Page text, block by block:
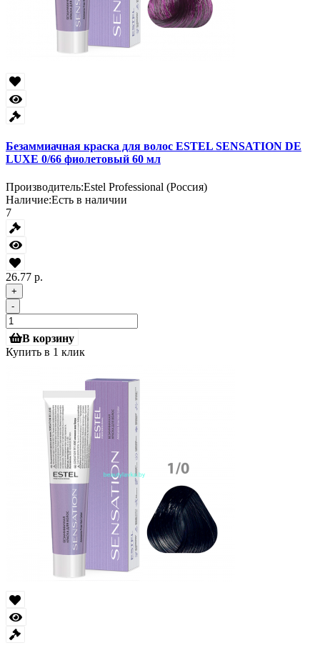
Безаммиачная краска для волос ESTEL SENSATION DE
LUXE 0/66 фиолетовый 60 мл
Производитель:Estel Professional (Россия)
Наличие:Есть в наличии
7
26.77 р.
+
-
В корзину
Купить в 1 клик